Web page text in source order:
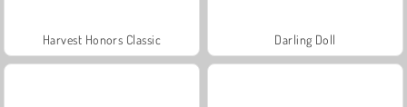
Harvest Honors Classic Darling Doll